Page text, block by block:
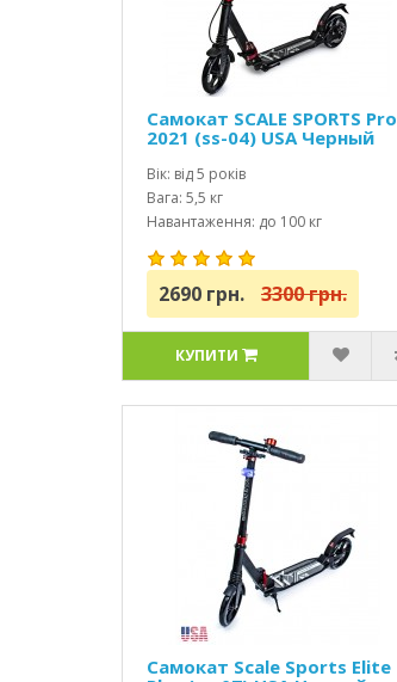
Самокат SCALE SPORTS Pro
2021 (ss-04) USA Черный
Вік: від 5 років
Вага: 5,5 кг
Навантаження: до 100 кг
2690 грн. 3300 грн.
КУПИТИ
Самокат Scale Sports Elite